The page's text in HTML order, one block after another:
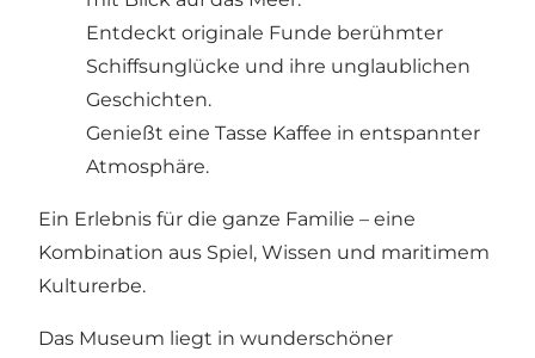
Entdeckt originale Funde berühmter
Schiffsunglücke und ihre unglaublichen
Geschichten.
Genießt eine Tasse Kaffee in entspannter
Atmosphäre.
Ein Erlebnis für die ganze Familie – eine
Kombination aus Spiel, Wissen und maritimem
Kulturerbe.
Das Museum liegt in wunderschöner